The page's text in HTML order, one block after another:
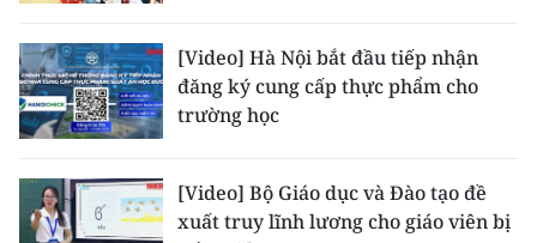
[Video] Hà Nội bắt đầu tiếp nhận
đăng ký cung cấp thực phẩm cho
trường học
[Video] Bộ Giáo dục và Đào tạo đề
xuất truy lĩnh lương cho giáo viên bị